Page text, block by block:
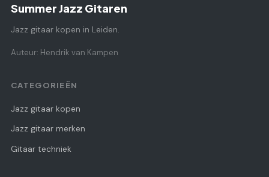
Summer Jazz Gitaren
Jazz gitaar kopen in Leiden.
Auteur: Hendrik van Kampen
CATEGORIEËN
Jazz gitaar kopen
Jazz gitaar merken
Gitaar techniek